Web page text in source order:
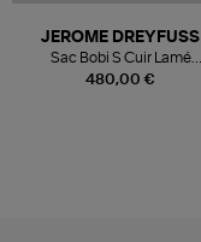
480,00 €
JEROME DREYFUSS
Sac Bobi S Cuir Lamé
Champagne